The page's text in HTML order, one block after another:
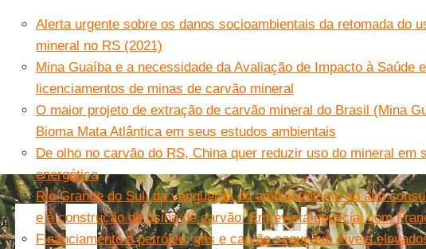
Alerta urgente sobre os danos socioambientais da retomada do
mineral no RS (2021)
Mina Guaíba e a necessidade da Avaliação de Impacto à Saúde
licenciamentos de minas de carvão mineral
O maior projeto de extração de carvão mineral do Brasil (Mina
Bioma Mata Atlântica em seus estudos ambientais
De olho no carvão do RS, China quer reduzir uso do mineral em
energética
Rio Grande do Sul: da vanguarda do ambientalismo ao alto
e à construção de usina de carvão. Entrevista especial com
Financiamento a petróleo, gás e carvão segue em níveis